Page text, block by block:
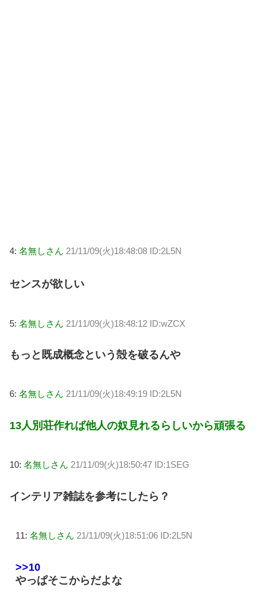
4: 名無しさん 21/11/09(火)18:48:08 ID:2L5N
センスが欲しい
5: 名無しさん 21/11/09(火)18:48:12 ID:wZCX
もっと既成概念という殻を破るんや
6: 名無しさん 21/11/09(火)18:49:19 ID:2L5N
13人別荘作れば他人の奴見れるらしいから頑張る
10: 名無しさん 21/11/09(火)18:50:47 ID:1SEG
インテリア雑誌を参考にしたら？
11: 名無しさん 21/11/09(火)18:51:06 ID:2L5N
>>10
やっぱそこからだよな